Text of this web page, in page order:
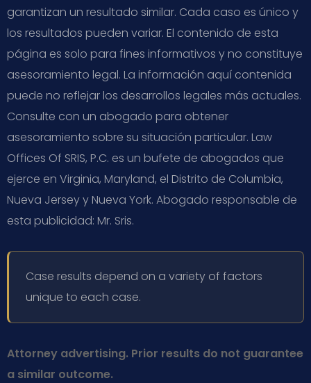
garantizan un resultado similar. Cada caso es único y
los resultados pueden variar. El contenido de esta
página es solo para fines informativos y no constituye
asesoramiento legal. La información aquí contenida
puede no reflejar los desarrollos legales más actuales.
Consulte con un abogado para obtener
asesoramiento sobre su situación particular. Law
Offices Of SRIS, P.C. es un bufete de abogados que
ejerce en Virginia, Maryland, el Distrito de Columbia,
Nueva Jersey y Nueva York. Abogado responsable de
esta publicidad: Mr. Sris.
Case results depend on a variety of factors
unique to each case.
Attorney advertising. Prior results do not guarantee
a similar outcome.